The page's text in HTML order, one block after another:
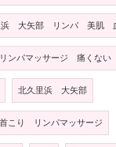
浜 大矢部 リンパ 美肌
ンパマッサージ 痛くない
北久里浜 大矢部
こり リンパマッサージ